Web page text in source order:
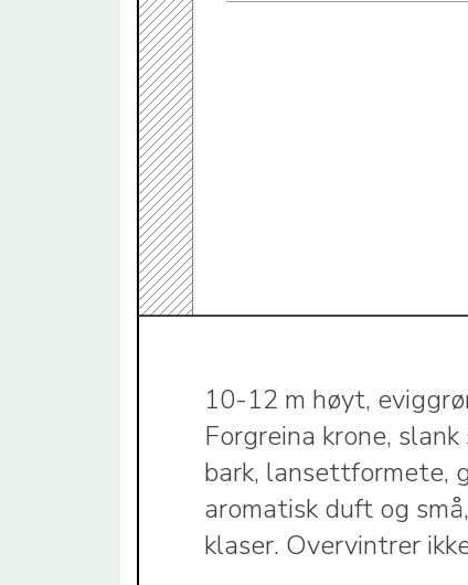
10-12 m høyt,
Forgreina krone,
bark, lansettformete,
aromatisk duft og
klaser. Overvintrer